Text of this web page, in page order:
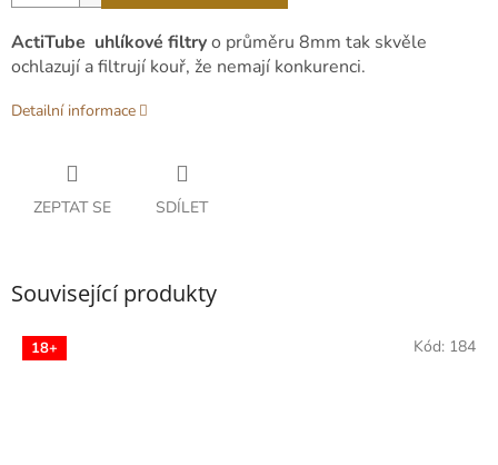
ActiTube uhlíkové filtryo průměru 8mm tak skvěle
ochlazují a filtrují kouř, že nemají konkurenci.
Detailní informace
ZEPTAT SE SDÍLET
Související produkty
18+ Kód: 184